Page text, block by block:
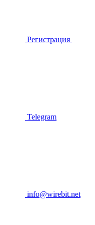
Регистрация
Telegram
info@wirebit.net